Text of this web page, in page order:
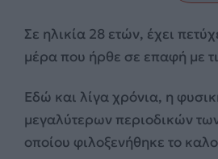
Σε ηλικία 28 ετών, έχει
μέρα που ήρθε σε επαφή με
Εδώ και λίγα χρόνια, η
μεγαλύτερων περιοδικών
οποίου φιλοξενήθηκε το